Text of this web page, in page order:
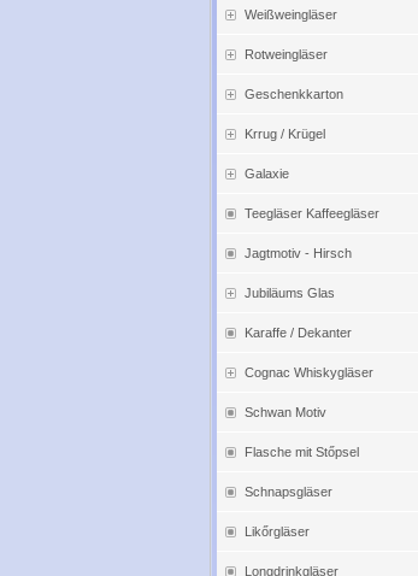
Weißweingläser
Rotweingläser
Geschenkkarton
Krrug / Krügel
Galaxie
Teegläser Kaffeegläser
Jagtmotiv - Hirsch
Jubiläums Glas
Karaffe / Dekanter
Cognac Whiskygläser
Schwan Motiv
Flasche mit Stőpsel
Schnapsgläser
Likőrgläser
Longdrinkgläser